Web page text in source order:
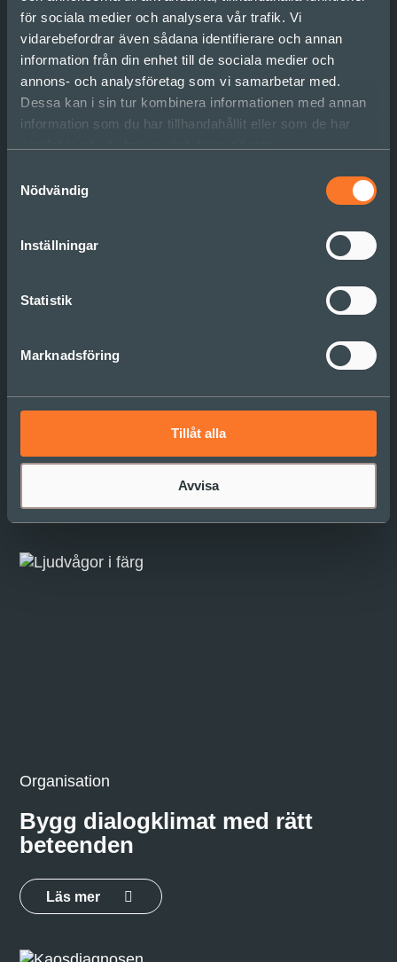
för sociala medier och analysera vår trafik. Vi
vidarebefordrar även sådana identifierare och annan
information från din enhet till de sociala medier och
annons- och analysföretag som vi samarbetar med.
Dessa kan i sin tur kombinera informationen med annan
information som du har tillhandahållit eller som de har
Nödvändig
Inställningar
Statistik
Marknadsföring
Tillåt alla
Avvisa
behöver vi också helt enkelt tro på och jobba med
gruppen som grupp mera. Det gynnar oss både
som individer och som organisationer.
Du har väl inte missat
Sonderpodden
kanske du också kan vara intresserad av att
som handlar
som kännetecknar framgångsrika team och
Läs mer
Organisation
Bygg dialogklimat med rätt
beteenden
Läs mer